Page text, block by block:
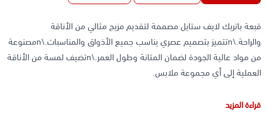
قبعة باتريك لايف ستايل مصممة لتقديم مزيج مثالي من الأناقة
والراحة.\nتتميز بتصميم عصري يناسب جميع الأذواق والمناسبات.\nمصنوعة
من مواد عالية الجودة لضمان المتانة وطول العمر.\nتضيف لمسة من الأناقة
العملية إلى أي مجموعة ملابس.
قراءة المزيد